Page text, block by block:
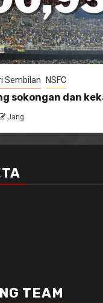
Sembilan NSFC
sokongan dan
Jang
TEAM